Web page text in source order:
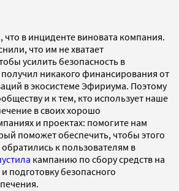
что в инциденте виновата компания.
что им не хватает
усилить безопасность в
никакого финансирования от
в экосистеме Эфириума. Поэтому
и к тем, кто использует наше
в своих хорошо
и проектах: помогите нам
поможет обеспечить, чтобы этого
к пользователям в
кампанию по сбору средств на
подготовку безопасного